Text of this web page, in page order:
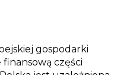
gospodarki
finansową części